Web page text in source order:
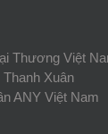
Thương Việt
Xuân
ANY Việt Nam